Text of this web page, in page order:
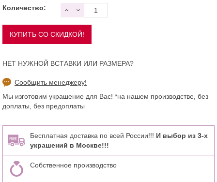
Количество:
НЕТ НУЖНОЙ ВСТАВКИ ИЛИ РАЗМЕРА?
Сообщить менеджеру!
Мы изготовим украшение для Вас! *на нашем производстве, без
доплаты, без предоплаты
Бесплатная доставка по всей России!!! И выбор из 3-х
украшений в Москве!!!
Собственное производство